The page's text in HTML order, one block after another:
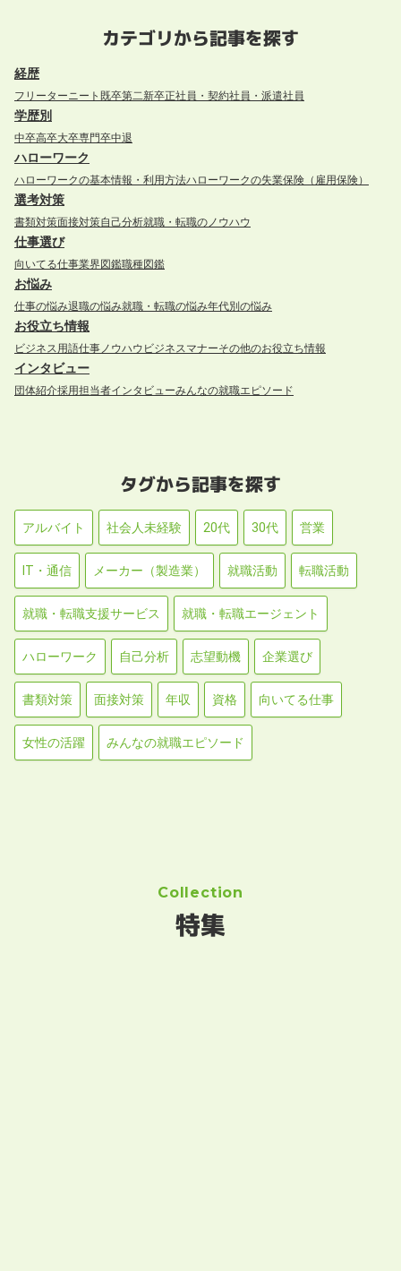
カテゴリから記事を探す
経歴
フリーターニート 既卒第二新卒正社員・契約社員・派遣社員
学歴別
中卒高卒大卒専門卒中退
ハローワーク
ハローワークの基本情報・利用方法ハローワークの失業保険（雇用保険）
選考対策
書類対策面接対策自己分析就職・転職のノウハウ
仕事選び
向いてる仕事業界図鑑職種図鑑
お悩み
仕事の悩み退職の悩み就職・転職の悩み年代別の悩み
お役立ち情報
ビジネス用語仕事ノウハウ ビジネスマナーその他のお役立ち情報
インタビュー
団体紹介採用担当者インタビューみんなの就職エピソード
タグから記事を探す
アルバイト 社会人未経験 20代 30代 営業
IT・通信 メーカー（製造業） 就職活動 転職活動
就職・転職支援サービス 就職・転職エージェント
ハローワーク 自己分析 志望動機 企業選び
書類対策 面接対策 年収 資格 向いてる仕事
女性の活躍 みんなの就職エピソード
Collection
特集